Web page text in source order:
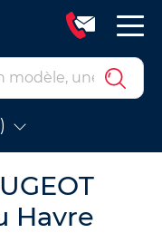
Havre